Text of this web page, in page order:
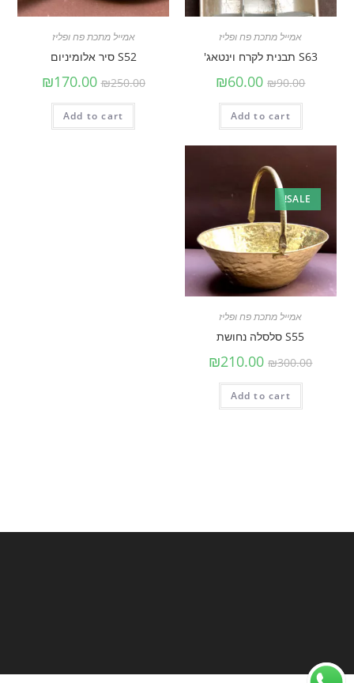
אמייל מתכת פח ופליז
S63 תבנית לקרח וינטאג'
₪90.00
₪60.00
Add to cart
אמייל מתכת פח ופליז
S52 סיר אלומיניום
₪250.00
₪170.00
Add to cart
SALE!
אמייל מתכת פח ופליז
S55 סלסלה נחושת
₪300.00
₪210.00
Add to cart